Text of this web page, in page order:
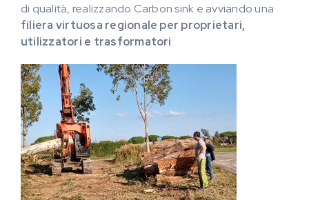
di qualità, realizzando Carbon sink e avviando una
filiera virtuosa regionale per proprietari,
utilizzatori e trasformatori.